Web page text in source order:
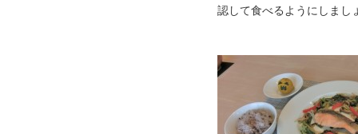
認して食べるようにしまし